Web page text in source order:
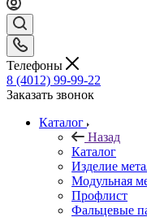
Телефоны
8 (4012) 99-99-22
Заказать звонок
Каталог
Назад
Каталог
Изделие
Модульная
Профлист
Фальцевые